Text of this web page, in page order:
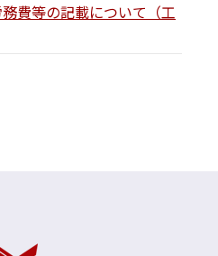
費等の記載について（工